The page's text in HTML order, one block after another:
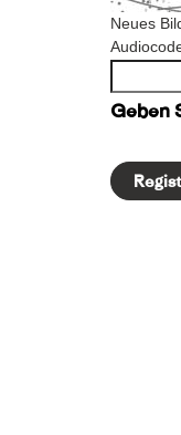
Neues
Geben